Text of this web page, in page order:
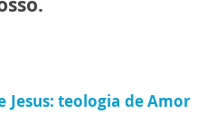
Jesus: teologia de Amor